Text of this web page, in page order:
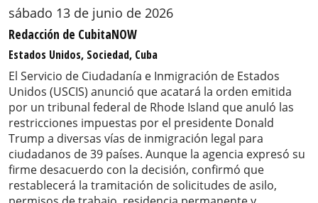
sábado 13 de junio de 2026
Redacción de CubitaNOW
Estados Unidos, Sociedad, Cuba
El Servicio de Ciudadanía e Inmigración de Estados
Unidos (USCIS) anunció que acatará la orden emitida
por un tribunal federal de Rhode Island que anuló las
restricciones impuestas por el presidente Donald
Trump a diversas vías de inmigración legal para
ciudadanos de 39 países. Aunque la agencia expresó su
firme desacuerdo con la decisión, confirmó que
restablecerá la tramitación de solicitudes de asilo,